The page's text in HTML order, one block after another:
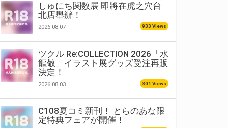
しゅにち関数展 即將在虎之穴台
北店舉辦！
2026.08.07 933 Views
ツクル Re:COLLECTION 2026「水
龍敬」イラスト展グッズ受注再販
決定！
2026.08.03 301 Views
C108夏コミ新刊！ とらのあな限
定特典フェアが開催！